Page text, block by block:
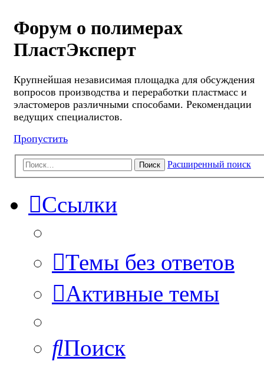
Форум о полимерах
ПластЭксперт
Крупнейшая независимая площадка для обсуждения
вопросов производства и переработки пластмасс и
эластомеров различными способами. Рекомендации
ведущих специалистов.
Пропустить
Поиск Расширенный поиск
Ссылки
Темы без ответов
Активные темы
Поиск